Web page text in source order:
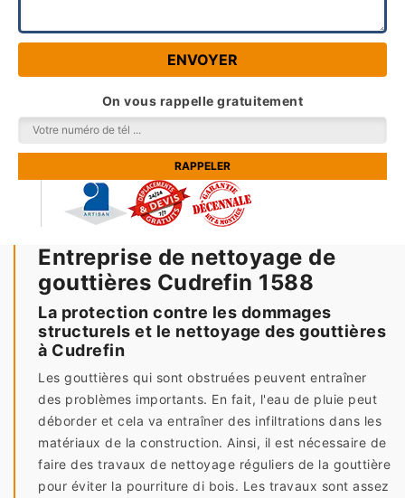
On vous rappelle gratuitement
Entreprise de nettoyage de
gouttières Cudrefin 1588
La protection contre les dommages
structurels et le nettoyage des gouttières
à Cudrefin
Les gouttières qui sont obstruées peuvent entraîner
des problèmes importants. En fait, l'eau de pluie peut
déborder et cela va entraîner des infiltrations dans les
matériaux de la construction. Ainsi, il est nécessaire de
faire des travaux de nettoyage réguliers de la gouttière
pour éviter la pourriture di bois. Les travaux sont assez